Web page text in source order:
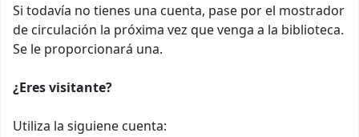
Si todavía no tienes una cuenta, pase por el mostrador
de circulación la próxima vez que venga a la biblioteca.
Se le proporcionará una.
¿Eres visitante?
Utiliza la siguiene cuenta: